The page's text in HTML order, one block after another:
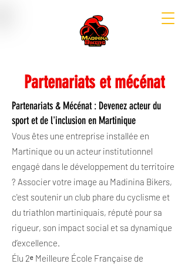
Partenariats et mécénat
Partenariats & Mécénat : Devenez acteur du
sport et de l'inclusion en Martinique
Vous êtes une entreprise installée en
Martinique ou un acteur institutionnel
engagé dans le développement du territoire
? Associer votre image au Madinina Bikers,
c'est soutenir un club phare du cyclisme et
du triathlon martiniquais, réputé pour sa
rigueur, son impact social et sa dynamique
d’excellence.
Élu 2ᵉ Meilleure École Française de